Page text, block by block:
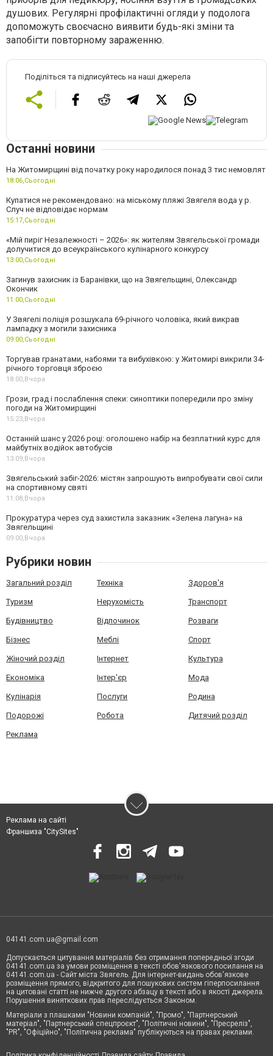
душових. Регулярні профілактичні огляди у подолога
допоможуть своєчасно виявити будь-які зміни та
запобігти повторному зараженню.
Поділіться та підписуйтесь на наші джерела
Останні новини
На Житомирщині від початку року народилося понад 3 тис немовлят
18:06, Сьогодні
Купатися не рекомендовано: на міському пляжі Звягеля вода у р.
Случ не відповідає нормам
15:17, Сьогодні
«Мій пиріг Незалежності – 2026»: як жителям Звягельської громади
долучитися до всеукраїнського кулінарного конкурсу
13:00, Сьогодні
Загинув захисник із Баранівки, що на Звягельщині, Олександр
Окончик
11:00, Сьогодні
У Звягелі поліція розшукала 69-річного чоловіка, який викрав
лампадку з могили захисника
09:00, Сьогодні
Торгував гранатами, набоями та вибухівкою: у Житомирі викрили 34-
річного торговця зброєю
18:00, Вчора
Грози, град і послаблення спеки: синоптики попередили про зміну
погоди на Житомирщині
15:23, Вчора
Останній шанс у 2026 році: оголошено набір на безплатний курс для
майбутніх водійок автобусів
13:09, Вчора
Звягельський забіг-2026: містян запрошують випробувати свої сили
на спортивному святі
11:08, Вчора
Прокуратура через суд захистила заказник «Зелена лагуна» на
Звягельщині
09:00, Вчора
Рубрики новин
Загальний розділ Техніка Здоров'я
Туризм Нерухомість Транспорт
Будівництво Відпочинок Розваги
Бізнес Меблі Спорт
Жіночий розділ Інтернет Культура
Економіка Інтер'єр Мода
Кулінарія Послуги Родина
Подорожі Робота Дитячий розділ
Реклама
Реклама на сайті
Франшиза "CitySites"
04141.com.ua@gmail.com
Допускається цитування матеріалів без отримання попередньої згоди
04141.com.ua за умови розміщення в тексті обов'язкового посилання на
04141.com.ua - Сайт міста Звягель. Для інтернет-видань обов'язкове
розміщення прямого, відкритого для пошукових систем гіперпосилання
на цитовані статті не нижче другого абзацу в тексті або в якості джерела.
Порушення виняткових прав переслідується Законом.
Матеріали з плашками "Новини компаній", "Промо", "Партнерський
матеріал", "Партнерський спецпроєкт", "Політичні новини", "Пресреліз",
"PR", "Офіційно", "Політична реклама" публікуються на правах реклами.